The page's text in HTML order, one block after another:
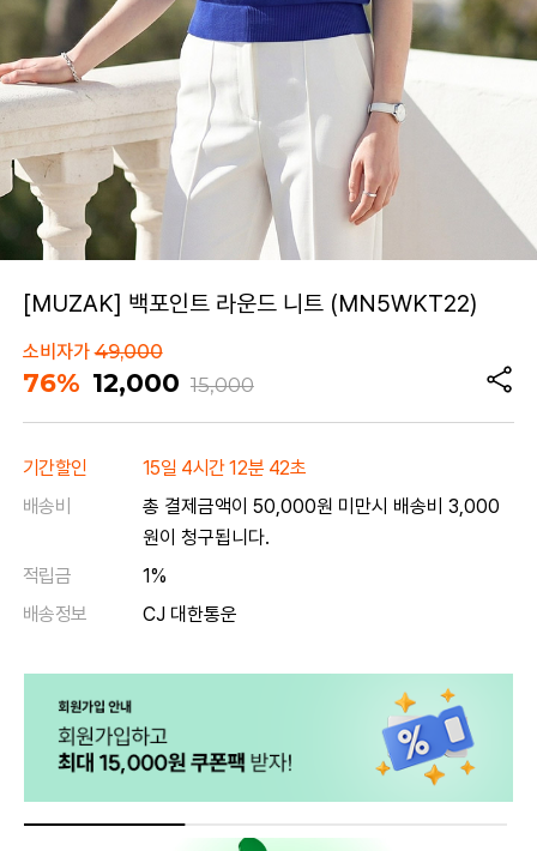
[MUZAK] 백포인트 라운드 니트 (MN5WKT22)
소비자가49,000
76% 12,000 15,000
기간할인
15일 4시간 12분 42초
배송비
총 결제금액이 50,000원 미만시 배송비 3,000
원이 청구됩니다.
적립금
1%
배송정보
CJ 대한통운